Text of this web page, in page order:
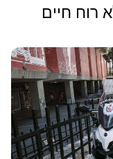
ללא רוח חיים